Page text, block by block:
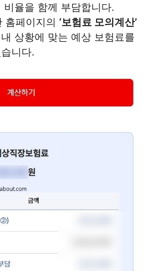
비율을 함께 부담합니다.
홈페이지의 ‘보험료 모의계산’
상황에 맞는 예상 보험료를
니다.